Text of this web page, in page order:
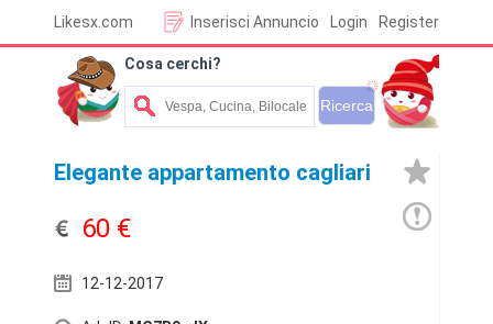
Likesx.com Login Register
Inserisci Annuncio
Cosa cerchi?
Elegante appartamento cagliari
60 €
12-12-2017